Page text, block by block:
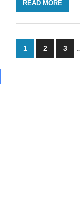
READ MORE
1 2 3